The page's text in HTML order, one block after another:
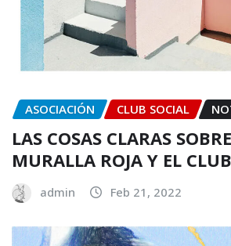
ASOCIACIÓN CLUB SOCIAL
LAS COSAS CLARAS
MURALLA ROJA Y EL
admin Feb 21, 2022